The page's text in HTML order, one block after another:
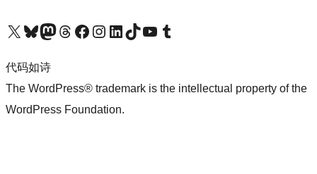
关注我们的 X（原 Twitter）账号访问我们的 Bluesky 账号关注我们的 Mastodon 账号访问我们的 Threads 账号 访问我们的 Facebook 公共主页关注我们的 Instagram 账号 关注我们的 LinkedIn 主页访问我们的 TikTok 账号访问我们的 YouTube 频道 访问我们的 Tumblr 账号
代码如诗
The WordPress® trademark is the intellectual property of the
WordPress Foundation.